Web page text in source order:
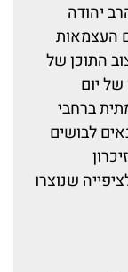
יהודה
העצמאות
התוכן של
יום
ברחבי
לבושים
שנוצרו